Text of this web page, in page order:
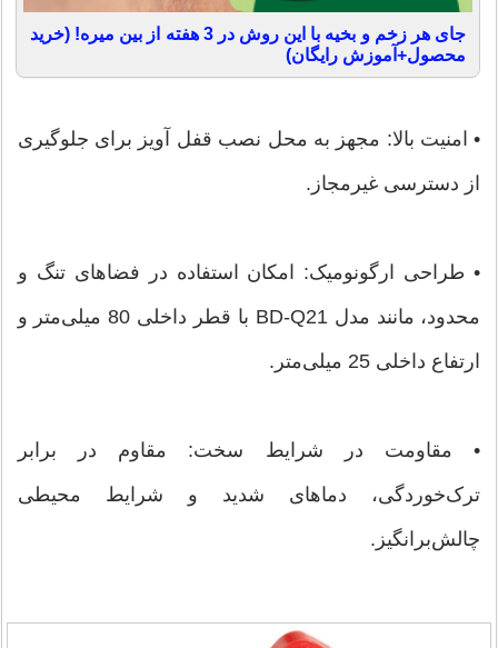
جای هر زخم و بخیه با این روش در 3 هفته از بین میره! (خرید
محصول+آموزش رایگان)
• امنیت بالا: مجهز به محل نصب قفل آویز برای جلوگیری
از دسترسی غیرمجاز.
• طراحی ارگونومیک: امکان استفاده در فضاهای تنگ و
محدود، مانند مدل BD-Q21 با قطر داخلی 80 میلی‌متر و
ارتفاع داخلی 25 میلی‌متر.
• مقاومت در شرایط سخت: مقاوم در برابر
ترک‌خوردگی، دماهای شدید و شرایط محیطی
چالش‌برانگیز.